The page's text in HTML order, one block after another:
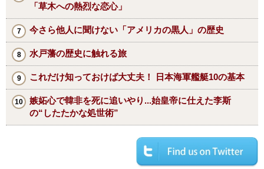
「草木への熱烈な恋心」
今さら他人に聞けない「アメリカの黒人」の歴史
水戸藩の歴史に触れる旅
これだけ知っておけば大丈夫！ 日本海軍艦艇10の基本
嫉妬心で韓非を死に追いやり...始皇帝に仕えた李斯
の“したたかな処世術”